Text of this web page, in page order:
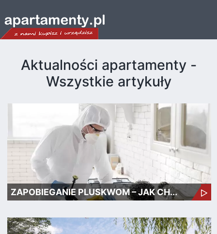
Aktualności apartamenty -
Wszystkie artykuły
ZAPOBIEGANIE PLUSKWOM – JAK CH...